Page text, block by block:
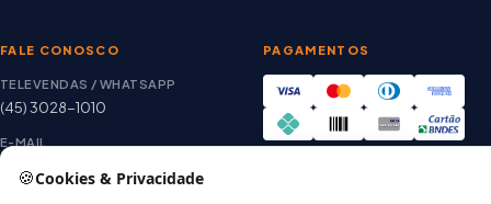
FALE CONOSCO
TELEVENDAS / WHATSAPP
(45) 3028-1010
E-MAIL
PAGAMENTOS
🍪Cookies & Privacidade